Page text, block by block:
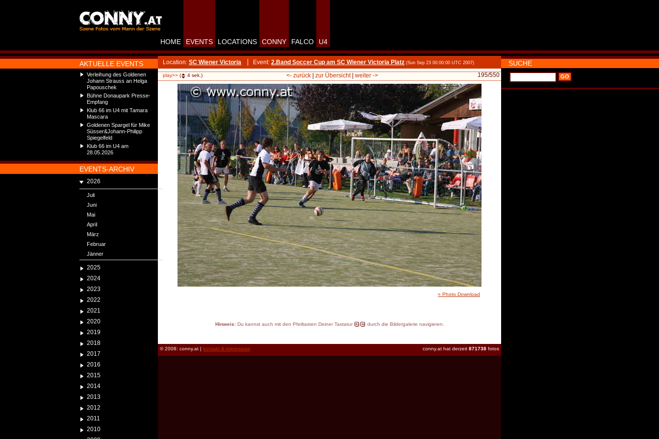
AKTUELLE EVENTS
Verleihung des Goldenen
Johann Strauss an Helga
Papouschek
Bühne Donaupark Presse-
Empfang
Klub 66 im U4 mit Tamara
Mascara
Goldenen Spargel für Mike
Süsser&Johann-Philipp
Spiegelfeld
Klub 66 im U4 am
28.05.2026
EVENTS-ARCHIV
2026
Juli
Juni
Mai
April
März
Februar
Jänner
2025
2024
2023
2022
2021
2020
2019
2018
2017
2016
2015
2014
2013
2012
2011
2010
HOME EVENTS LOCATIONS CONNY FALCO U4
Location: SC Wiener Victoria Event: 2.Band Soccer Cup am SC Wiener Victoria Platz (Sun Sep 23 00:00:00 UTC 2007)
play>> ( 4 sek.) 195/550
<- zurück| zur Übersicht| weiter ->
» Photo Download
Hinweis:Du kannst auch mit den Pfeiltasten Deiner Tastatur durch die Bildergalerie navigieren.
conny.at hat derzeit 871738 fotos
© 2008: conny.at | kontakt & impressum
SUCHE